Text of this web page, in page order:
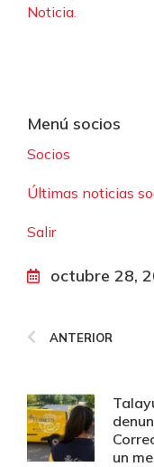
Noticia.
Menú socios
Socios
Últimas noticias
Salir
octubre 28,
ANTERIOR
un